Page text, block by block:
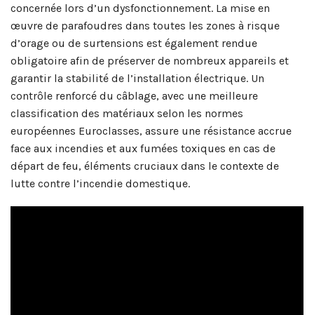
concernée lors d’un dysfonctionnement. La mise en
œuvre de parafoudres dans toutes les zones à risque
d’orage ou de surtensions est également rendue
obligatoire afin de préserver de nombreux appareils et
garantir la stabilité de l’installation électrique. Un
contrôle renforcé du câblage, avec une meilleure
classification des matériaux selon les normes
européennes Euroclasses, assure une résistance accrue
face aux incendies et aux fumées toxiques en cas de
départ de feu, éléments cruciaux dans le contexte de
lutte contre l’incendie domestique.